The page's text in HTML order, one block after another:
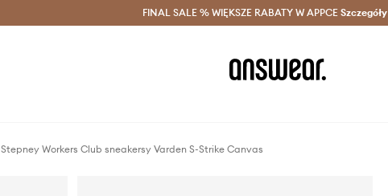
Oszczędzaj z Answear Club > Dostawa nawet w 24h >
FINAL SALE % WIĘKSZE RABATY W APPCE Szczegóły
Stepney Workers Club sneakersy Varden S-Strike Canvas